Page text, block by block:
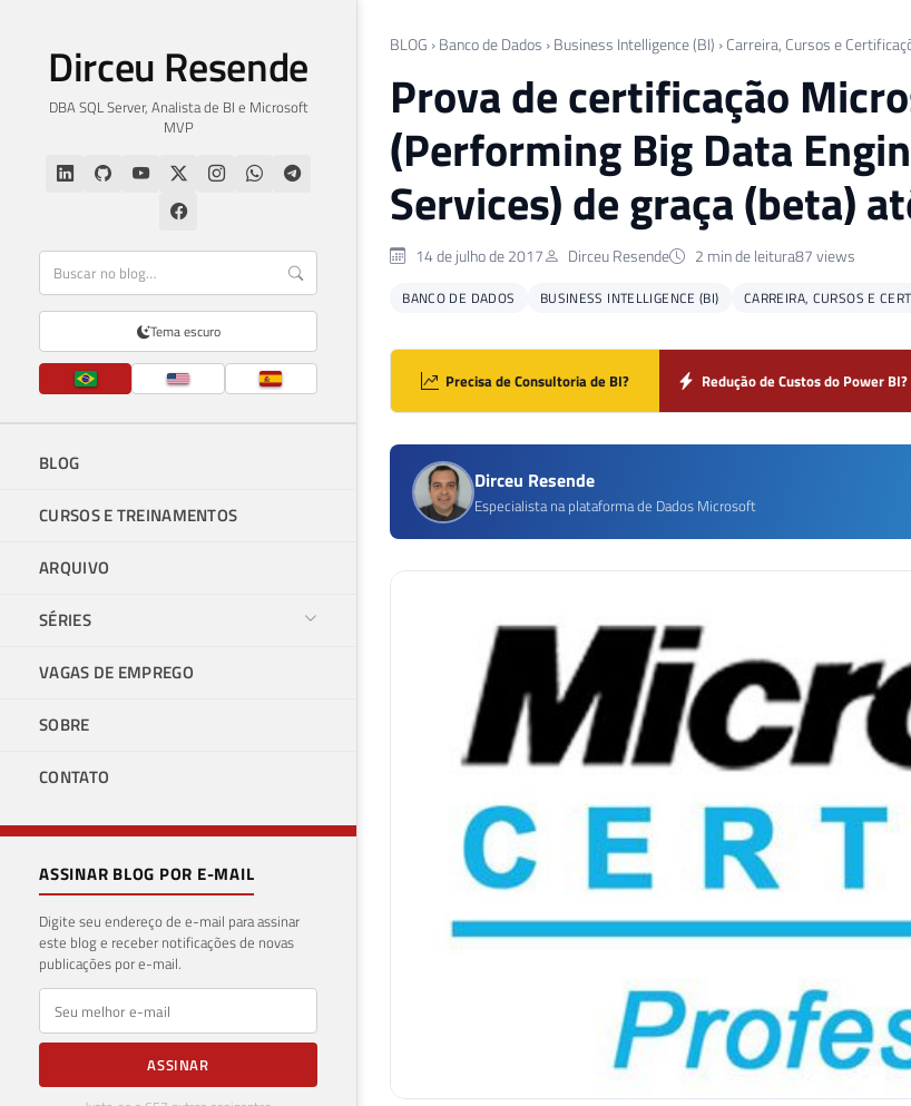
Dirceu Resende
DBA SQL Server, Analista de BI e Microsoft
MVP
Tema escuro
BLOG
CURSOS E TREINAMENTOS
ARQUIVO
SÉRIES
VAGAS DE EMPREGO
SOBRE
CONTATO
ASSINAR BLOG POR E-MAIL
Digite seu endereço de e-mail para assinar
este blog e receber notificações de novas
publicações por e-mail.
E-mail
ASSINAR
BLOG › Banco de Dados › Business Intelligence (BI) › Carreira, Cursos e
Prova de certificação
(Performing Big Data
Services) de graça (beta)
14 de julho de 2017 Dirceu Resende 2 min de leitura87 views
BANCO DE DADOS BUSINESS INTELLIGENCE (BI) CARREIRA, CURSOS E
Precisa de Consultoria de BI? Redução de Custos do Power BI?
Dirceu Resende
Especialista na plataforma de Dados Microsoft